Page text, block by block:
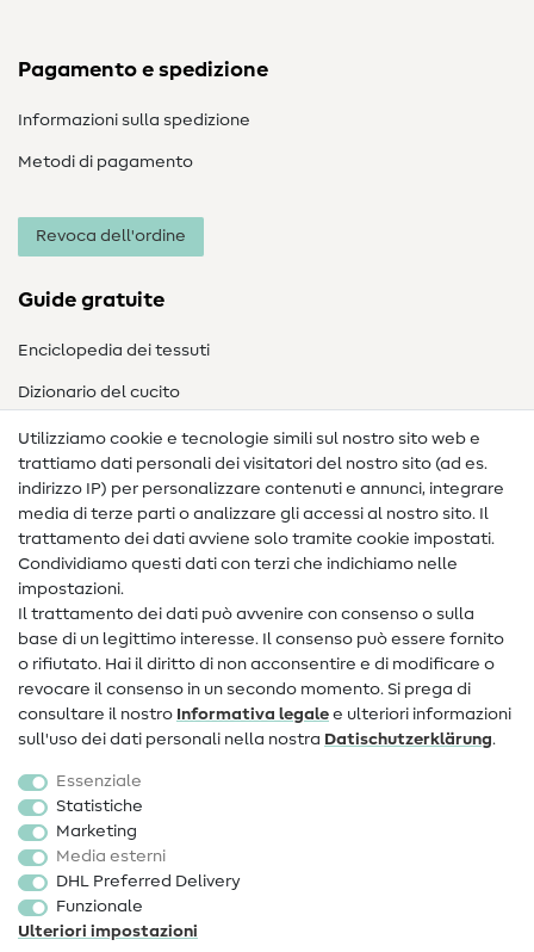
Pagamento e spedizione
Informazioni sulla spedizione
Metodi di pagamento
Revoca dell'ordine
Guide gratuite
Enciclopedia dei tessuti
Dizionario del cucito
Nähanleitungen
Assistenza e contatto
Contatto
Informazioni sul nuovo proprietario
FAQ
Diritto di recesso
Popolare
Accessori cucito
Sale
Utilizziamo cookie e tecnologie simili sul nostro sito web e
trattiamo dati personali dei visitatori del nostro sito (ad es.
indirizzo IP) per personalizzare contenuti e annunci, integrare
media di terze parti o analizzare gli accessi al nostro sito. Il
trattamento dei dati avviene solo tramite cookie impostati.
Condividiamo questi dati con terzi che indichiamo nelle
impostazioni.
Il trattamento dei dati può avvenire con consenso o sulla
base di un legittimo interesse. Il consenso può essere fornito
o rifiutato. Hai il diritto di non acconsentire e di modificare o
revocare il consenso in un secondo momento. Si prega di
consultare il nostro Informativa legale e ulteriori informazioni
sull'uso dei dati personali nella nostra Dati­schutz­erklärung.
Essenziale
Statistiche
Marketing
Media esterni
DHL Preferred Delivery
Funzionale
Ulteriori impostazioni